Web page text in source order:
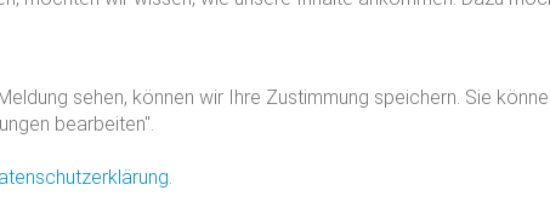
sehen, können wir Ihre Zustimmung speichern. Sie
bearbeiten".
.